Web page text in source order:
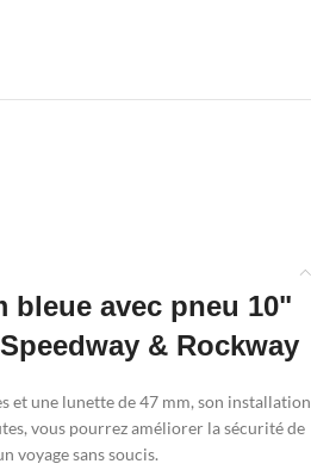
bleue avec pneu 10"
& Rockway
et une lunette de 47 mm, son installation
vous pourrez améliorer la sécurité de
voyage sans soucis.